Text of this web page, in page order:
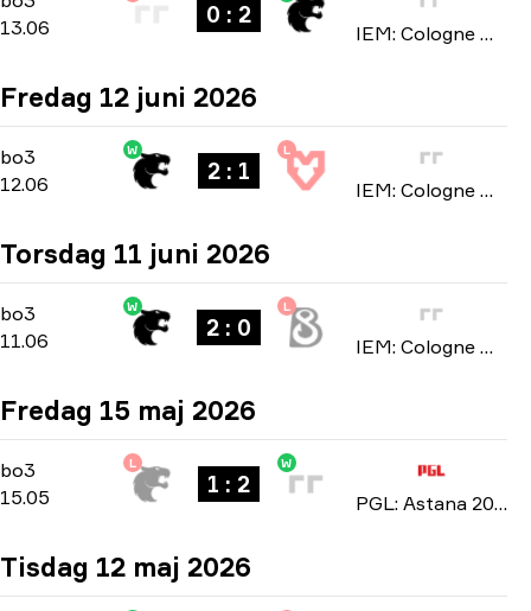
13.06
0 : 2
IEM: Cologne Major 2026
Fredag 12 juni 2026
bo3
bo3
12.06
W
2 : 1
L
IEM: Cologne Major 2026
Torsdag 11 juni 2026
bo3
bo3
11.06
W
2 : 0
L
IEM: Cologne Major 2026
Fredag 15 maj 2026
bo3 -bo3
15.05
L
1 : 2
W
PGL: Astana 2026
Tisdag 12 maj 2026